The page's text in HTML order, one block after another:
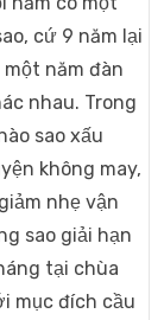
cứ 9 năm lại
năm đàn
nhau. Trong
sao xấu
không may,
nhẹ vận
sao giải hạn
tại chùa
mục đích cầu